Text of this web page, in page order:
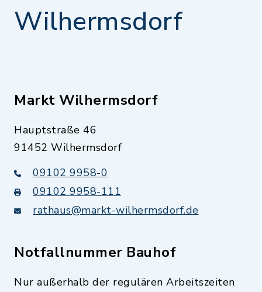
Wilhermsdorf
Markt Wilhermsdorf
Hauptstraße 46
91452 Wilhermsdorf
09102 9958-0
09102 9958-111
rathaus@markt-wilhermsdorf.de
Notfallnummer Bauhof
Nur außerhalb der regulären Arbeitszeiten